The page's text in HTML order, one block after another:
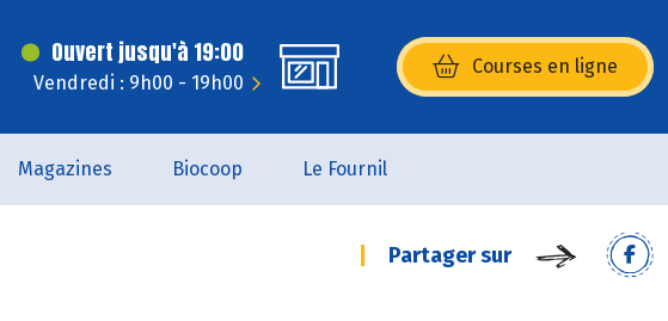
Ouvert jusqu'à 19:00
Vendredi : 9h00 - 19h00
Courses en ligne
(s’ouvre dans une nouvelle
Magazines Biocoop Le Fournil
Partager sur